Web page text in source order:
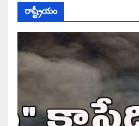
రాష్ట్రీయం